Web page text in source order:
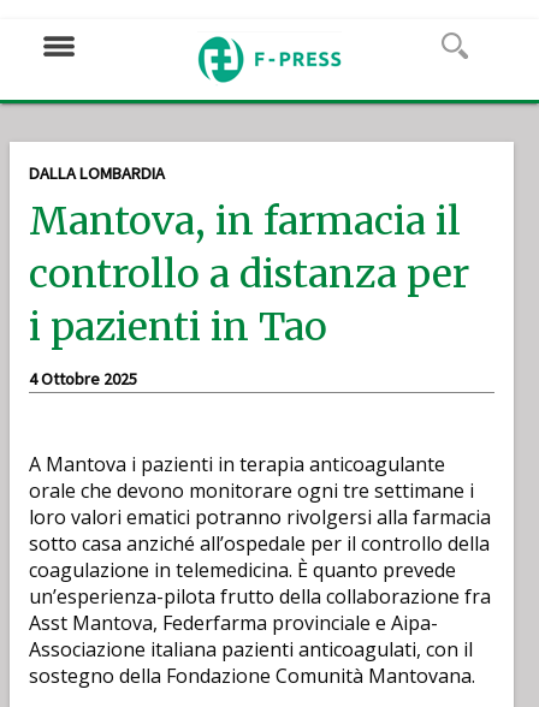
DALLA LOMBARDIA
Mantova, in farmacia il
controllo a distanza per
i pazienti in Tao
4 Ottobre 2025
A Mantova i pazienti in terapia anticoagulante
orale che devono monitorare ogni tre settimane i
loro valori ematici potranno rivolgersi alla farmacia
sotto casa anziché all’ospedale per il controllo della
coagulazione in telemedicina. È quanto prevede
un’esperienza-pilota frutto della collaborazione fra
Asst Mantova, Federfarma provinciale e Aipa-
Associazione italiana pazienti anticoagulati, con il
sostegno della Fondazione Comunità Mantovana.